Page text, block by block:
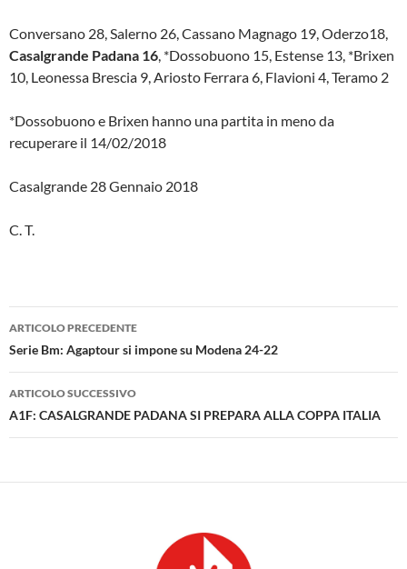
Conversano 28, Salerno 26, Cassano Magnago 19, Oderzo18,
Casalgrande Padana 16, *Dossobuono 15, Estense 13, *Brixen
10, Leonessa Brescia 9, Ariosto Ferrara 6, Flavioni 4, Teramo 2
*Dossobuono e Brixen hanno una partita in meno da
recuperare il 14/02/2018
Casalgrande 28 Gennaio 2018
C. T.
Navigazione
articolo
ARTICOLO PRECEDENTE
Serie Bm: Agaptour si impone su Modena 24-22
ARTICOLO SUCCESSIVO
A1F: CASALGRANDE PADANA SI PREPARA ALLA COPPA ITALIA